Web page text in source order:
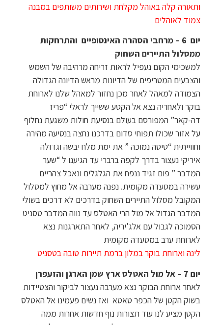
ותאורה קלה באוהל מקלחת ושירותים משותפים במבנה
צמוד לאוהלים
יום 6 – מרחבי הסהרה האינסופיים והתרחקות
ממסלול התיירים השחוק
למשכימי הקום נעפיל לראות זריחה מרהיבה של השמש
והצבעים המטריפים של הדיונות מראש הדיונה הגדולה
הצמודה למאהל לאחר מכן נחזור למאהל שלנו לארוחת
בוקר ולאחריה נצא אל הקטע ששייך לראלי “פריז
דה-קאר” המפורסם בעולם בנסיעת חולות משגעת נחלוף
על אזור שכולו תפוחי סדום בדרכנו נחצה בנסיעה מהירה
וחווייתית “טיסה נמוכה ” את ימת מלח יבשה וגדולה
איריקי נעצור בדרך לקפה ברברי עד הגיענו ל “שער
המדבר ” פום זגיד ננפח את הגלגלים ונאכל צהריים
עשירה במסעדה מקומית. נפנה מערבה אל מחוץ למסלול
המקובל מסלול התיירים השחוק בדרכים לא דרכים בשולי
המדבר הגדול אל מול הרי האטלס עד נווה המדבר טסניט
הסמוכה לגבול עם אלג'יריה, לאחר התארגנות נצא
לארוחת ערב במסעדה מקומית
לינה וארוחת בוקר במלון ברמת תיירות טובה בטסניט
יום 7 – אל מול האטלס ארץ שמן הארגן והזעפרן
לאחר ארוחת הבוקר נצא מערבה נעצור לביקור והצטיידות
בשוק הקטן של הכפר טאטא ואז נשים פעמינו אל האטלס
הקטן מציע לנו עוד תצורות נוף חדשות אחרות ממה